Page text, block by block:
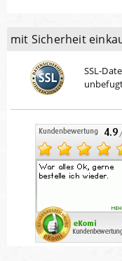
mit Sicherheit
SSL-